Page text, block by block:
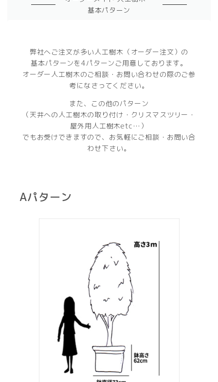
基本パターン
弊社へご注文が多い人工樹木（オーダー注文）の
基本パターンを4パターンご用意しております。
オーダー人工樹木のご相談・お問い合わせの際のご参
考になさってください。
また、この他のパターン
（天井への人工樹木の取り付け・クリスマスツリー・
屋外用人工樹木etc…）
でもお受けできますので、お気軽にご相談・お問い合
わせ下さい。
Aパターン